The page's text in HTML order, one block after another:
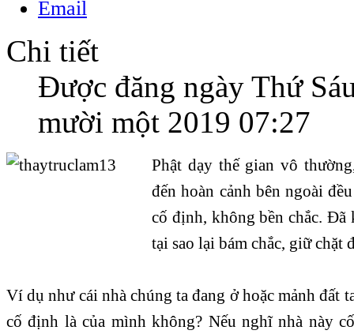
Chi tiết
Được đăng ngày Thứ
mười một 2019 07:27
Phật dạy thế gian vô
đến hoàn cảnh bên ngoài
cố định, không bền chắc. Đã
tại sao lại bám chắc, giữ chặt
Ví dụ như cái nhà chúng ta đang ở hoặc mảnh đất
cố định là của mình không? Nếu nghĩ nhà này